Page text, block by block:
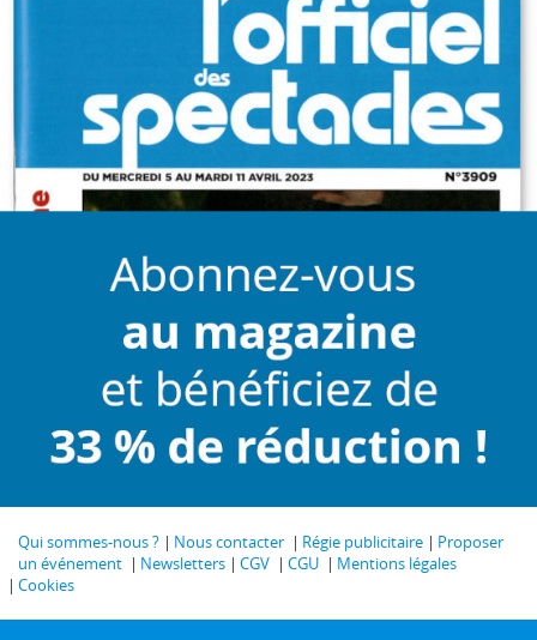
Qui sommes-nous ? Nous contacter Régie publicitaire
Proposer
un événement
Newsletters CGV CGU
Mentions légales
Cookies